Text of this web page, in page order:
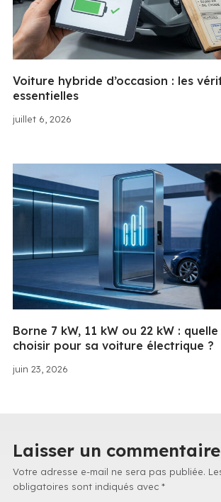
juillet 6, 2026
Voiture hybride d’occasion : les
essentielles
juin 23, 2026
Borne 7 kW, 11 kW ou 22 kW :
choisir pour sa voiture électrique ?
Laisser un commentaire
Votre adresse e-mail ne sera pas publiée.
obligatoires sont indiqués avec *